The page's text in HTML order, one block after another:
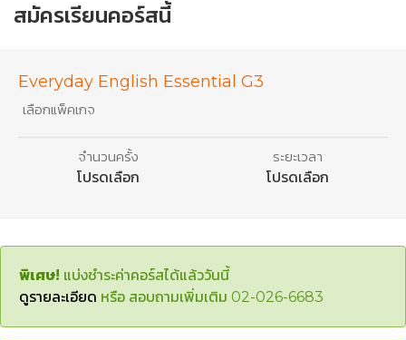
Lesson
Review and Practice (Lesson 13-17)
Lesson
Seeing a Doctor
21
Lesson
22
Check-up
Lesson
Stay Fit
สมัครเรียนคอร์สนี้
Everyday English Essential G3
เลือกแพ็คเกจ
จำนวนครั้ง
โปรดเลือก
ระยะเวลา
โปรดเลือก
พิเศษ! แบ่งชำระค่าคอร์สได้แล้ววันนี้
ดูรายละเอียด หรือ สอบถามเพิ่มเติม 02-026-6683